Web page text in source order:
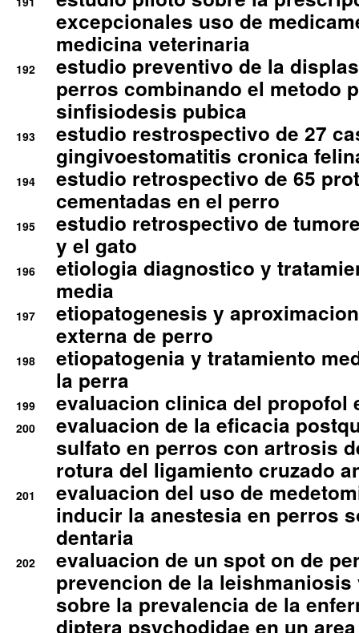
excepcionales uso de
medicina veterinaria
192
estudio preventivo de la
perros combinando el metodo
sinfisiodesis pubica
193
estudio restrospectivo de 27
gingivoestomatitis cronica
194
estudio retrospectivo de 65
cementadas en el perro
195
estudio retrospectivo de
y el gato
196
etiologia diagnostico y
media
197
etiopatogenesis y
externa de perro
198
etiopatogenia y tratamiento
la perra
199 evaluacion clinica del propofol
200
evaluacion de la eficacia
sulfato en perros con artrosis
rotura del ligamiento cruzado
201
evaluacion del uso de
inducir la anestesia en perros
dentaria
202
evaluacion de un spot on de
prevencion de la
sobre la prevalencia de la
diptera psychodidae en un